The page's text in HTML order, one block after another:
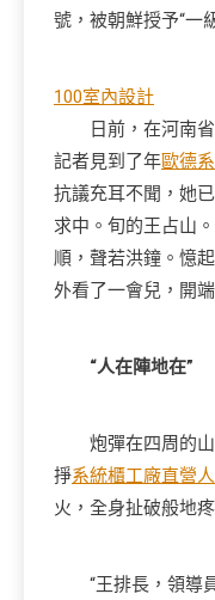
號，被朝鮮授予“一
100室內設計
日前，在河南省
記者見到了年歐德
抗議充耳不聞，她
求中。旬的王占山
順，聲若洪鐘。憶
外看了一會兒，開
“人在陣地在”
炮彈在四周的山
掙系統櫃工廠直營
火，全身扯破般地疼
“王排長，領導員